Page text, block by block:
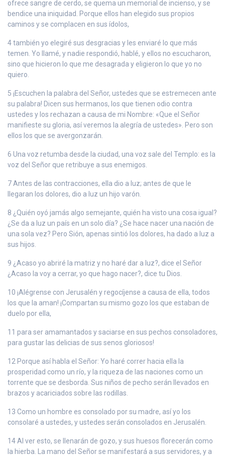
ofrece sangre de cerdo, se quema un memorial de incienso, y se
bendice una iniquidad. Porque ellos han elegido sus propios
caminos y se complacen en sus ídolos,
4 también yo elegiré sus desgracias y les enviaré lo que más
temen. Yo llamé, y nadie respondió, hablé, y ellos no escucharon,
sino que hicieron lo que me desagrada y eligieron lo que yo no
quiero.
5 ¡Escuchen la palabra del Señor, ustedes que se estremecen ante
su palabra! Dicen sus hermanos, los que tienen odio contra
ustedes y los rechazan a causa de mi Nombre: «Que el Señor
manifieste su gloria, así veremos la alegría de ustedes». Pero son
ellos los que se avergonzarán.
6 Una voz retumba desde la ciudad, una voz sale del Templo: es la
voz del Señor que retribuye a sus enemigos.
7 Antes de las contracciones, ella dio a luz; antes de que le
llegaran los dolores, dio a luz un hijo varón.
8 ¿Quién oyó jamás algo semejante, quién ha visto una cosa igual?
¿Se da a luz un país en un solo día? ¿Se hace nacer una nación de
una sola vez? Pero Sión, apenas sintió los dolores, ha dado a luz a
sus hijos.
9 ¿Acaso yo abriré la matriz y no haré dar a luz?, dice el Señor
¿Acaso la voy a cerrar, yo que hago nacer?, dice tu Dios.
10 ¡Alégrense con Jerusalén y regocíjense a causa de ella, todos
los que la aman! ¡Compartan su mismo gozo los que estaban de
duelo por ella,
11 para ser amamantados y saciarse en sus pechos consoladores,
para gustar las delicias de sus senos gloriosos!
12 Porque así habla el Señor: Yo haré correr hacia ella la
prosperidad como un río, y la riqueza de las naciones como un
torrente que se desborda. Sus niños de pecho serán llevados en
brazos y acariciados sobre las rodillas.
13 Como un hombre es consolado por su madre, así yo los
consolaré a ustedes, y ustedes serán consolados en Jerusalén.
14 Al ver esto, se llenarán de gozo, y sus huesos florecerán como
la hierba. La mano del Señor se manifestará a sus servidores, y a